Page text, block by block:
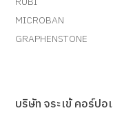
MICROBAN
GRAPHENSTONE
บริษัท จระเข้ คอร์ปอ